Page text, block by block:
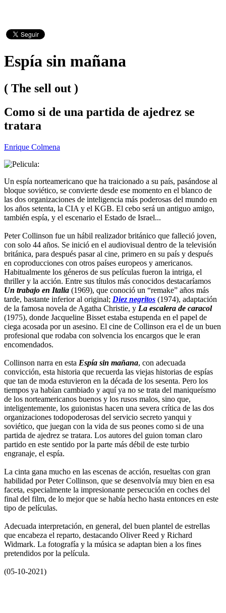
Espía sin mañana
( The sell out )
Como si de una partida de ajedrez se
tratara
Enrique Colmena
Un espía norteamericano que ha traicionado a su país, pasándose al
bloque soviético, se convierte desde ese momento en el blanco de
las dos organizaciones de inteligencia más poderosas del mundo en
los años setenta, la CIA y el KGB. El cebo será un antiguo amigo,
también espía, y el escenario el Estado de Israel...
Peter Collinson fue un hábil realizador británico que falleció joven,
con solo 44 años. Se inició en el audiovisual dentro de la televisión
británica, para después pasar al cine, primero en su país y después
en coproducciones con otros países europeos y americanos.
Habitualmente los géneros de sus películas fueron la intriga, el
thriller y la acción. Entre sus títulos más conocidos destacaríamos
Un trabajo en Italia (1969), que conoció un “remake” años más
tarde, bastante inferior al original; Diez negritos (1974), adaptación
de la famosa novela de Agatha Christie, y La escalera de caracol
(1975), donde Jacqueline Bisset estaba estupenda en el papel de
ciega acosada por un asesino. El cine de Collinson era el de un buen
profesional que rodaba con solvencia los encargos que le eran
encomendados.
Collinson narra en esta Espía sin mañana, con adecuada
convicción, esta historia que recuerda las viejas historias de espías
que tan de moda estuvieron en la década de los sesenta. Pero los
tiempos ya habían cambiado y aquí ya no se trata del maniqueísmo
de los norteamericanos buenos y los rusos malos, sino que,
inteligentemente, los guionistas hacen una severa crítica de las dos
organizaciones todopoderosas del servicio secreto yanqui y
soviético, que juegan con la vida de sus peones como si de una
partida de ajedrez se tratara. Los autores del guion toman claro
partido en este sentido por la parte más débil de este turbio
engranaje, el espía.
La cinta gana mucho en las escenas de acción, resueltas con gran
habilidad por Peter Collinson, que se desenvolvía muy bien en esa
faceta, especialmente la impresionante persecución en coches del
final del film, de lo mejor que se había hecho hasta entonces en este
tipo de películas.
Adecuada interpretación, en general, del buen plantel de estrellas
que encabeza el reparto, destacando Oliver Reed y Richard
Widmark. La fotografía y la música se adaptan bien a los fines
pretendidos por la película.
(05-10-2021)